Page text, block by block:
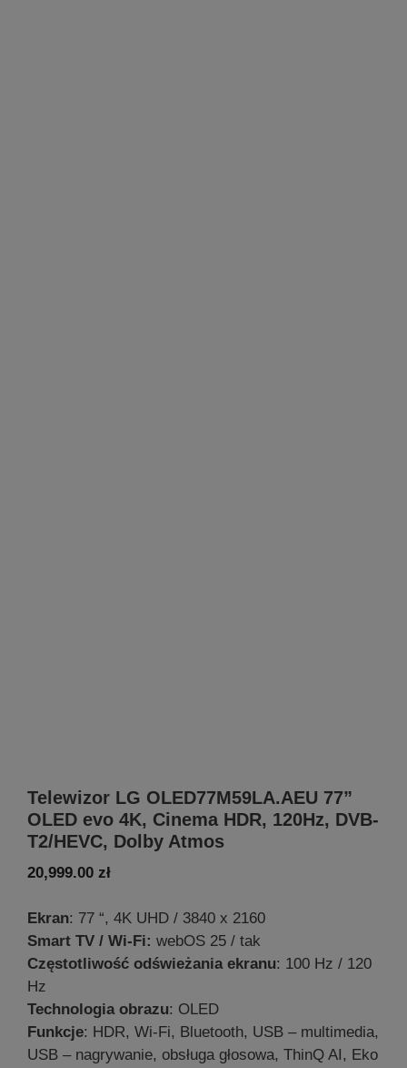
Telewizor LG OLED77M59LA.AEU 77”
OLED evo 4K, Cinema HDR, 120Hz, DVB-
T2/HEVC, Dolby Atmos
20,999.00 zł
Ekran: 77 “, 4K UHD / 3840 x 2160
Smart TV / Wi-Fi: webOS 25 / tak
Częstotliwość odświeżania ekranu: 100 Hz / 120
Hz
Technologia obrazu: OLED
Funkcje: HDR, Wi-Fi, Bluetooth, USB – multimedia,
USB – nagrywanie, obsługa głosowa, ThinQ AI, Eko